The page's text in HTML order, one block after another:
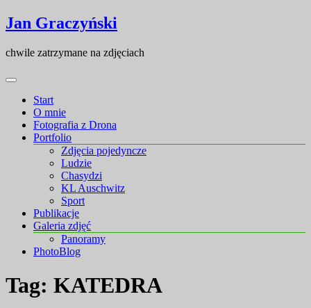
Skip
to
Skip
to
Jan Graczyński
chwile zatrzymane na zdjęciach
Start
O mnie
Fotografia z Drona
Portfolio
Zdjęcia pojedyncze
Ludzie
Chasydzi
KL Auschwitz
Sport
Publikacje
Galeria zdjęć
Panoramy
PhotoBlog
Tag: KATEDRA